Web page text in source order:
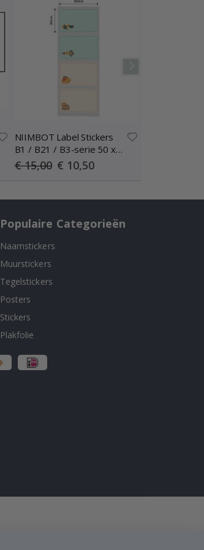
NIIMBOT Label Stickers
B1 / B21 / B3-serie 50 x
30 mm / 230 stuks /
Speelgoedontwerp
€ 15,00 Special
Price
€ 10,50
Populaire Categorieën
Naamstickers
Muurstickers
Tegelstickers
Posters
Stickers
Plakfolie